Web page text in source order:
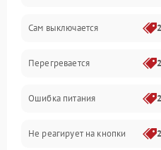
Сам выключается
Перегревается
Ошибка питания
Не реагирует на кнопки